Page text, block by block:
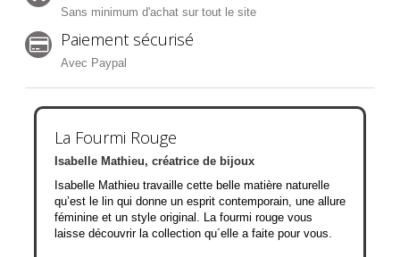
Sans minimum d'achat sur tout le site
Paiement sécurisé
Avec Paypal
La Fourmi Rouge
Isabelle Mathieu, créatrice de bijoux
Isabelle Mathieu travaille cette belle matière naturelle
qu’est le lin qui donne un esprit contemporain, une allure
féminine et un style original. La fourmi rouge vous
laisse découvrir la collection qu´elle a faite pour vous.